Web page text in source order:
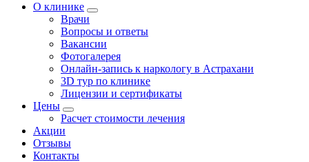
О клинике
Врачи
Вопросы и ответы
Вакансии
Фотогалерея
Онлайн-запись к наркологу в Астрахани
3D тур по клинике
Лицензии и сертификаты
Цены
Расчет стоимости лечения
Акции
Отзывы
Контакты